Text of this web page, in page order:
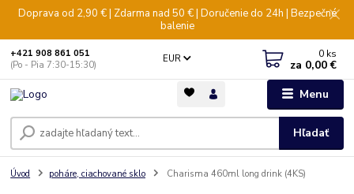
Doprava od 2,90 € | Zdarma nad 50 € | Doručenie do 24h | Bezpečné
balenie
Menu
EUR
Hľadať
+421 908 861 051
(Po - Pia 7:30-15:30)
0 ks
za 0,00 €
Úvod poháre, ciachované sklo Charisma 460ml long drink (4KS)